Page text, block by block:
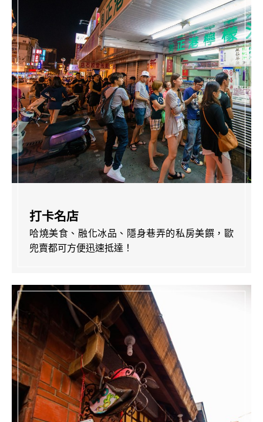
打卡名店
哈燒美食、融化冰品、隱身巷弄的私房美饌，歐
兜賣都可方便迅速抵達！